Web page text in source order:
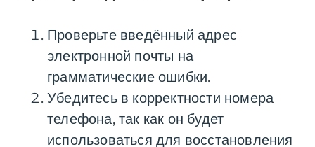
Проверьте введённый адрес
электронной почты на
грамматические ошибки.
Убедитесь в корректности номера
телефона, так как он будет
использоваться для восстановления